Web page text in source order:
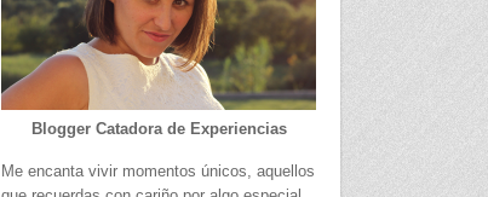
Blogger Catadora de Experiencias
Me encanta vivir momentos únicos, aquellos